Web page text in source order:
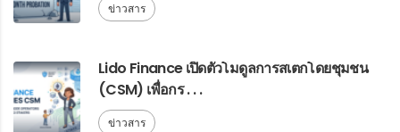
ข่าวสาร
Lido Finance เปิดตัวโมดูลการสเตกโดยชุมชน
(CSM) เพื่อกร . . .
ข่าวสาร